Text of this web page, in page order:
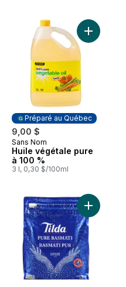
d’olive extra-vierge à 100
Préparé au Québec
9,00 $
Préparé au Québec
Sans Nom
Huile végétale pure
à 100 %
3 l, 0,30 $/100ml
Ajouter
parmesan râpé auAjouter